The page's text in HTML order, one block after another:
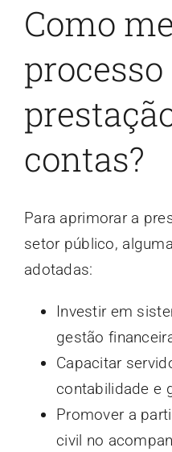
Como
processo
contas?
Para aprimorar a
setor público,
adotadas:
Investir em
gestão
Capacitar
contabilidade e
Promover a
civil no